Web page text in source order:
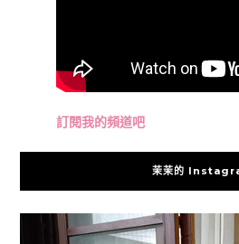
訂閱我的頻道吧
茉茉的